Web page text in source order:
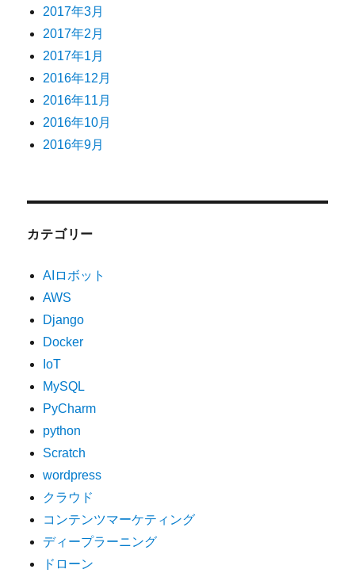
2017年3月
2017年2月
2017年1月
2016年12月
2016年11月
2016年10月
2016年9月
カテゴリー
AIロボット
AWS
Django
Docker
IoT
MySQL
PyCharm
python
Scratch
wordpress
クラウド
コンテンツマーケティング
ディープラーニング
ドローン